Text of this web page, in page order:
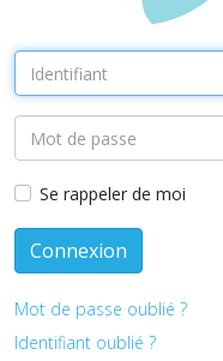
Se rappeler de moi
Connexion
Mot de passe oublié ?
Identifiant oublié ?